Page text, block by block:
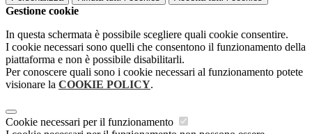
Gestione cookie
In questa schermata è possibile scegliere quali cookie consentire.
I cookie necessari sono quelli che consentono il funzionamento della
piattaforma e non è possibile disabilitarli.
Per conoscere quali sono i cookie necessari al funzionamento potete
visionare la COOKIE POLICY.
Cookie necessari per il funzionamento